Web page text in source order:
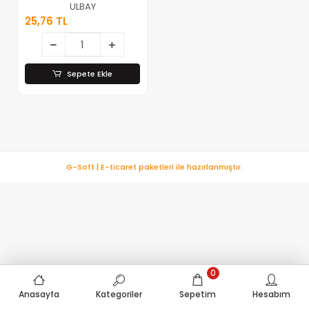
E14 )*50x20
ULBAY
25,76 TL
Sepete Ekle
Anasayfa Kategoriler Sepetim
0
Hesabım
G-Soft | E-ticaret paketleri ile hazırlanmıştır.